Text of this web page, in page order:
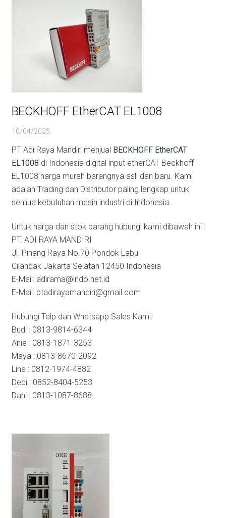
BECKHOFF EtherCAT EL1008
10/04/2025
PT Adi Raya Mandiri menjual BECKHOFF EtherCAT
EL1008 di Indonesia digital input etherCAT Beckhoff
EL1008 harga murah barangnya asli dan baru. Kami
adalah Trading dan Distributor paling lengkap untuk
semua kebutuhan mesin industri di Indonesia.
Untuk harga dan stok barang hubungi kami dibawah ini :
PT. ADI RAYA MANDIRI
Jl. Pinang Raya No.70 Pondok Labu
Cilandak Jakarta Selatan 12450 Indonesia
E-Mail: adirama@indo.net.id
E-Mail: ptadirayamandiri@gmail.com
Hubungi Telp dan Whatsapp Sales Kami:
Budi : 0813-9814-6344
Anie : 0813-1871-3253
Maya : 0813-8670-2092
Lina : 0812-1974-4882
Dedi : 0852-8404-5253
Dani : 0813-1087-8688